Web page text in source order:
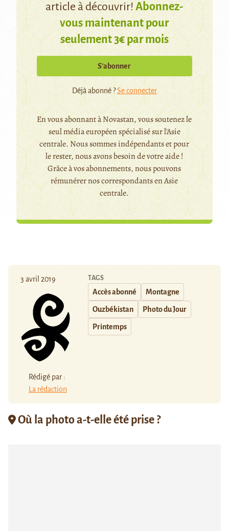
article à découvrir!Abonnez-
vous maintenant pour
seulement 3€ par mois
S’abonner
Déjà abonné ?Se connecter
En vous abonnant à Novastan, vous soutenez le
seul média européen spécialisé sur l'Asie
centrale. Nous sommes indépendants et pour
le rester, nous avons besoin de votre aide !
Grâce à vos abonnements, nous pouvons
rémunérer nos correspondants en Asie
centrale.
3 avril 2019
Rédigé par :
La rédaction
TAGS
Accès abonné Montagne
Ouzbékistan Photo du Jour
Printemps
Où la photo a-t-elle été prise ?